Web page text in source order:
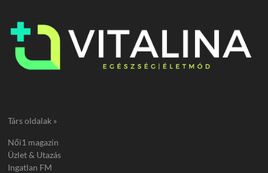
Társ oldalak »
Női1 magazin
Üzlet & Utazás
Ingatlan FM